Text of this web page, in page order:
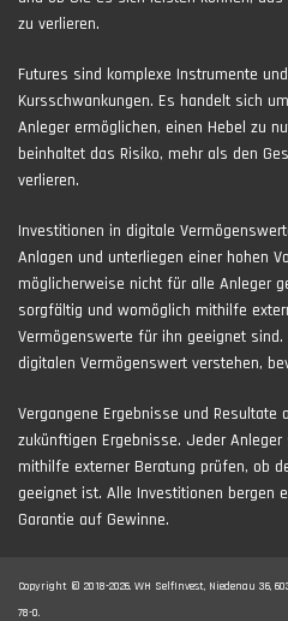
zu verlieren.
Futures sind komplexe Instrumente
Kursschwankungen. Es handelt sich
Anleger ermöglichen, einen Hebel zu
beinhaltet das Risiko, mehr als den
verlieren.
Investitionen in digitale
Anlagen und unterliegen einer hohen
möglicherweise nicht für alle Anleger
sorgfältig und womöglich mithilfe
Vermögenswerte für ihn geeignet
digitalen Vermögenswert verstehen,
Vergangene Ergebnisse und
zukünftigen Ergebnisse. Jeder
mithilfe externer Beratung prüfen, ob
geeignet ist. Alle Investitionen bergen
Garantie auf Gewinne.
Copyright © 2018-2026. WH SelfInvest, Niedenau 36,
78-0.